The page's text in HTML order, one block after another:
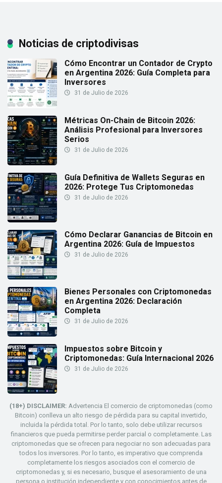
Noticias de criptodivisas
Cómo Encontrar un Contador de Crypto
en Argentina 2026: Guía Completa para
Inversores
31 de Julio de 2026
Métricas On-Chain de Bitcoin 2026:
Análisis Profesional para Inversores
Serios
31 de Julio de 2026
Guía Definitiva de Wallets Seguras en
2026: Protege Tus Criptomonedas
31 de Julio de 2026
Cómo Declarar Ganancias de Bitcoin en
Argentina 2026: Guía de Impuestos
31 de Julio de 2026
Bienes Personales con Criptomonedas
en Argentina 2026: Declaración
Completa
31 de Julio de 2026
Impuestos sobre Bitcoin y
Criptomonedas: Guía Internacional 2026
31 de Julio de 2026
(18+) DISCLAIMER: Advertencia El comercio de criptomonedas (como
Bitcoin) conlleva un alto riesgo de pérdida para su capital invertido,
incluida la pérdida total. Por lo tanto, solo debe utilizar recursos
financieros que pueda permitirse perder parcial o completamente. Las
criptomonedas que se ofrecen para negociar no son adecuadas para
todos los inversores. Por lo tanto, es imperativo que comprenda
completamente los riesgos asociados con el comercio de
criptomonedas y, si es necesario, busque el asesoramiento de una
persona o institución independiente y con conocimientos antes de